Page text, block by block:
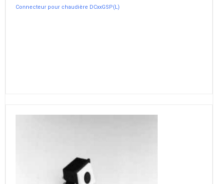
Connecteur pour chaudière DCxxGSP(L)